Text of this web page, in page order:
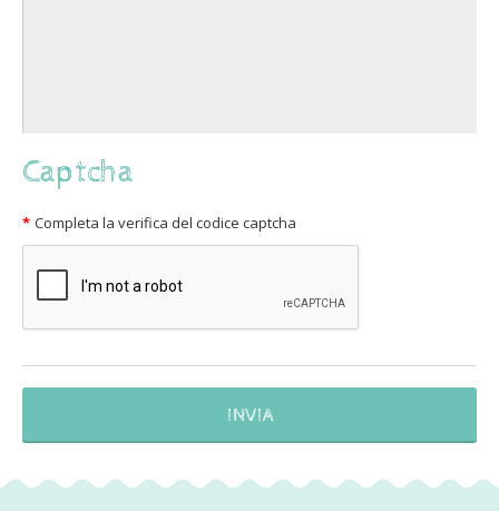
Captcha
Completa la verifica del codice captcha